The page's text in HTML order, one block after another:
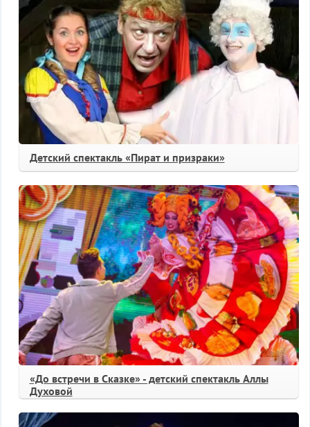
Детский спектакль «Пират и призраки»
«До встречи в Сказке» - детский спектакль Аллы
Духовой